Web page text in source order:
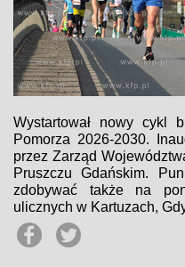
Wystartował nowy cykl
Pomorza 2026-2030.
przez Zarząd
Pruszczu Gdańskim.
zdobywać także na
ulicznych w Kartuzach,